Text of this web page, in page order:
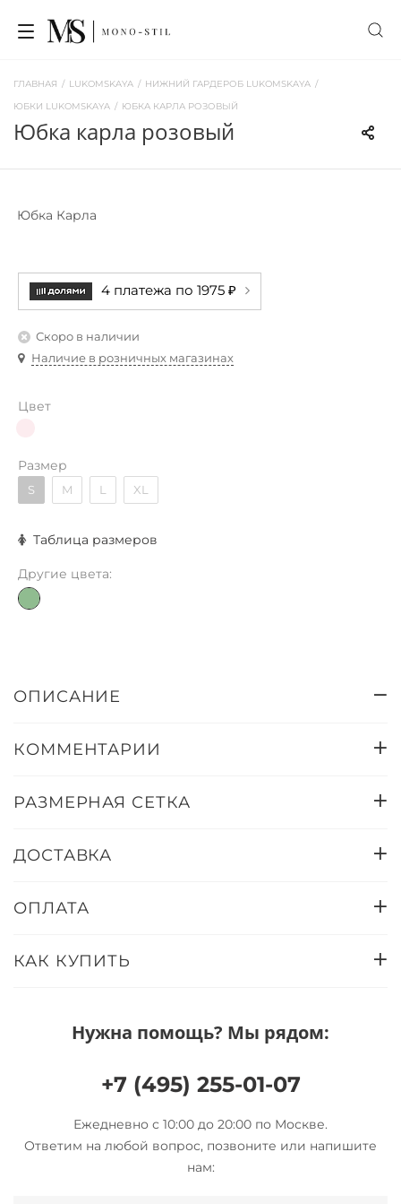
ГЛАВНАЯ / LUKOMSKAYA / НИЖНИЙ ГАРДЕРОБ LUKOMSKAYA /
ЮБКИ LUKOMSKAYA / ЮБКА КАРЛА РОЗОВЫЙ
юбка карла розовый
Юбка Карла
4 платежа по 1975 ₽
Скоро в наличии
Наличие в розничных магазинах
Цвет
Размер
S M L XL
Таблица размеров
Другие цвета:
ОПИСАНИЕ
КОММЕНТАРИИ
РАЗМЕРНАЯ СЕТКА
ДОСТАВКА
ОПЛАТА
КАК КУПИТЬ
Нужна помощь? Мы рядом:
+7 (495) 255-01-07
Ежедневно с 10:00 до 20:00 по Москве.
Ответим на любой вопрос, позвоните или напишите
нам: